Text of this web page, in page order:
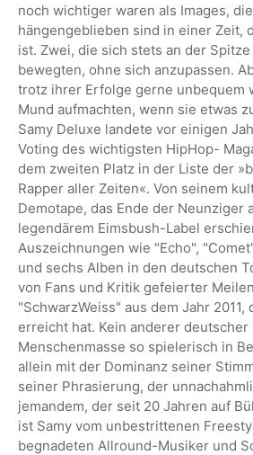
noch wichtiger waren als Images,
hängengeblieben sind in einer Zeit,
ist. Zwei, die sich stets an der
bewegten, ohne sich anzupassen.
trotz ihrer Erfolge gerne unbequem
Mund aufmachten, wenn sie etwas
Samy Deluxe landete vor einigen
Voting des wichtigsten HipHop-
dem zweiten Platz in der Liste der
Rapper aller Zeiten«. Von seinem
Demotape, das Ende der Neunziger
legendärem Eimsbush-Label
Auszeichnungen wie "Echo",
und sechs Alben in den deutschen
von Fans und Kritik gefeierter
"SchwarzWeiss" aus dem Jahr 2011,
erreicht hat. Kein anderer deutscher
Menschenmasse so spielerisch in
allein mit der Dominanz seiner
seiner Phrasierung, der
jemandem, der seit 20 Jahren auf
ist Samy vom unbestrittenen
begnadeten Allround-Musiker und